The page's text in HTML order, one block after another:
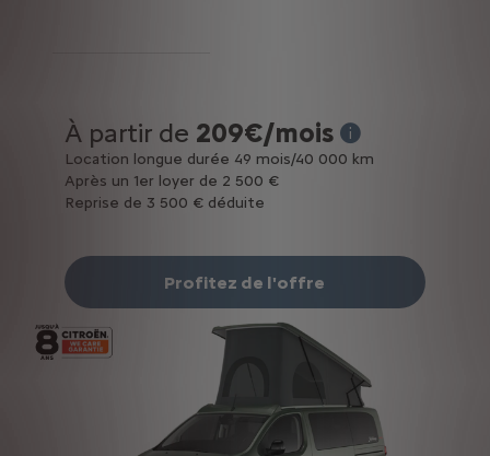
À partir de 209€/mois
* Exemple pour
Location longue durée 49 mois/40 000 km
Après un 1er loyer de 2 500 €
Reprise de 3 500 € déduite
Profitez de l'offre